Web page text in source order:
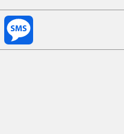
Viber